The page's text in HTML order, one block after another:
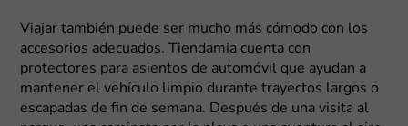
Viajar también puede ser mucho más cómodo con los
accesorios adecuados. Tiendamia cuenta con
protectores para asientos de automóvil que ayudan a
mantener el vehículo limpio durante trayectos largos o
escapadas de fin de semana. Después de una visita al